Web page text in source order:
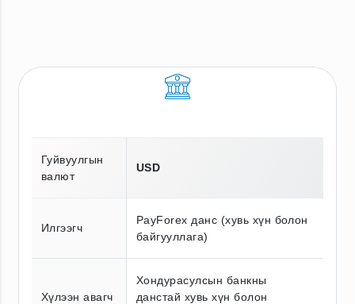
Гуйвуулгын
валют
USD
Илгээгч
PayForex данс (хувь хүн болон
байгууллага)
Хүлээн авагч
Хондурасулсын банкны
данстай хувь хүн болон